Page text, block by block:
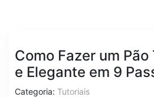
Como Fazer um
e Elegante em 9
Categoria: Tutoriais